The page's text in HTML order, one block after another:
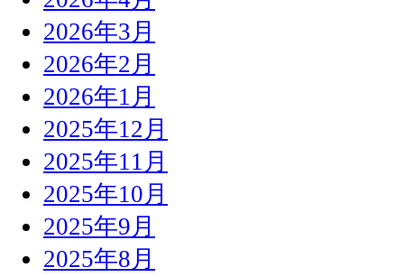
2026年3月
2026年2月
2026年1月
2025年12月
2025年11月
2025年10月
2025年9月
2025年8月